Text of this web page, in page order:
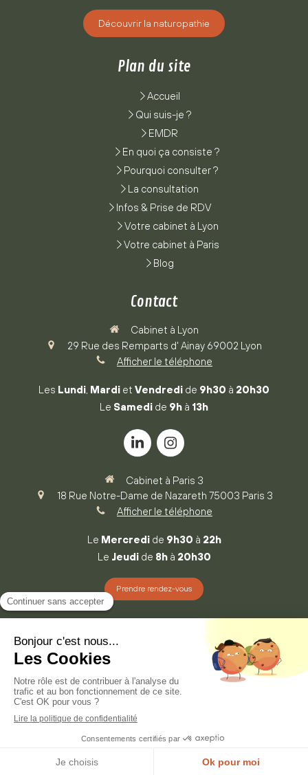
Découvrir la naturopathie
Plan du site
Accueil
Qui suis-je ?
EMDR
En quoi ça consiste ?
Pourquoi consulter ?
La consultation
Infos & Prise de RDV
Votre cabinet à Lyon
Votre cabinet à Paris
Blog
Contact
Cabinet à Lyon
29 Rue des Remparts d' Ainay 69002 Lyon
Afficher le téléphone
Les Lundi, Mardi et Vendredi de 9h30 à 20h30
Le Samedi de 9h à 13h
Cabinet à Paris 3
18 Rue Notre-Dame de Nazareth 75003 Paris 3
Afficher le téléphone
Le Mercredide 9h30 à 22h
Le Jeudide 8hà 20h30
Prendre rendez-vous
©2023 Sabine Monnoyeur psychopraticien EMDR -
Psychothérapie
Mentions légales
Création et référencement du site par Simplébo